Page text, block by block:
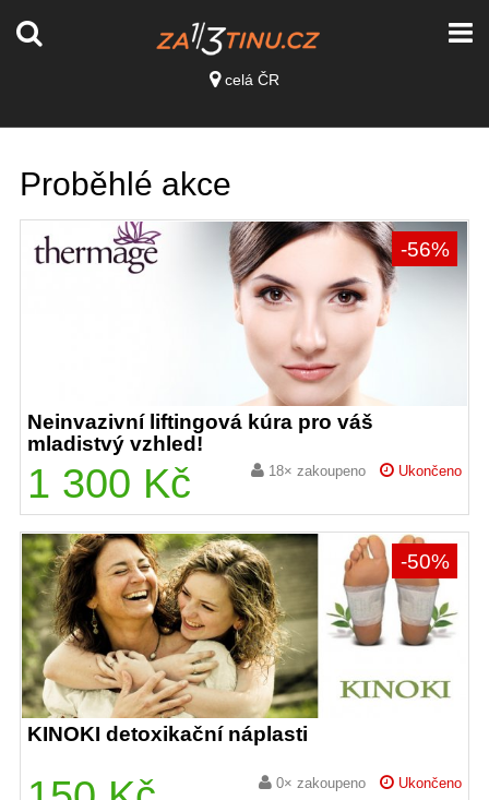
celá ČR
Proběhlé akce
-56%
Neinvazivní liftingová kúra pro váš
mladistvý vzhled!
1 300 Kč Ukončeno
18× zakoupeno
-50%
KINOKI detoxikační náplasti
Ukončeno
0× zakoupeno